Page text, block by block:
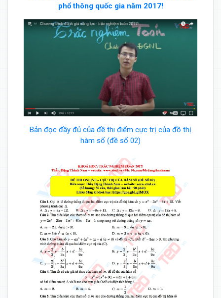
phổ thông quốc gia năm 2017!
Bản đọc đầy đủ của đề thi điểm cực trị của đồ thị
hàm số (đề số 02)